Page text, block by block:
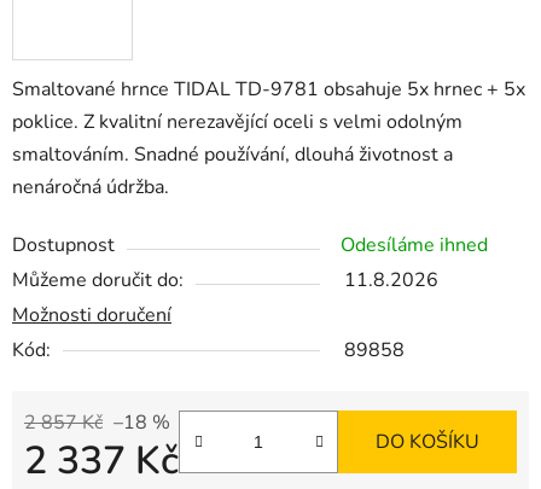
Smaltované hrnce TIDAL TD-9781 obsahuje 5x hrnec + 5x
poklice. Z kvalitní nerezavějící oceli s velmi odolným
smaltováním. Snadné používání, dlouhá životnost a
nenáročná údržba.
Dostupnost
Odesíláme ihned
Můžeme doručit do:
11.8.2026
Možnosti doručení
Kód:
89858
2 857 Kč –18 %
2 337 Kč DO KOŠÍKU